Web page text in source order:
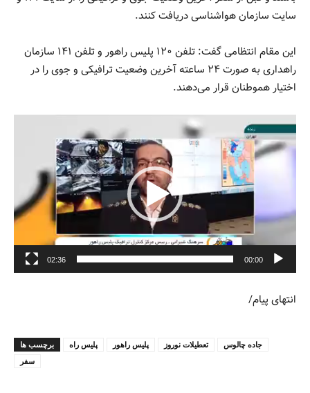
سایت سازمان هواشناسی دریافت کنند.
­این مقام انتظامی گفت: تلفن ۱۲۰ پلیس راهور و تلفن ۱۴۱ سازمان
راهداری به صورت ۲۴ ساعته آخرین وضعیت ترافیکی و جوی را در
اختیار هموطنان قرار می‌دهند.
نمایشگر
ویدیو
00:00
02:36
انتهای پیام/
برچسب ها پلیس راه پلیس راهور تعطیلات نوروز
جاده چالوس
سفر